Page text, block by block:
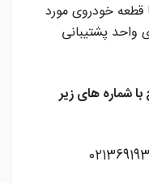
قطعه خودروی مورد
واحد پشتیبانی
با شماره های زیر